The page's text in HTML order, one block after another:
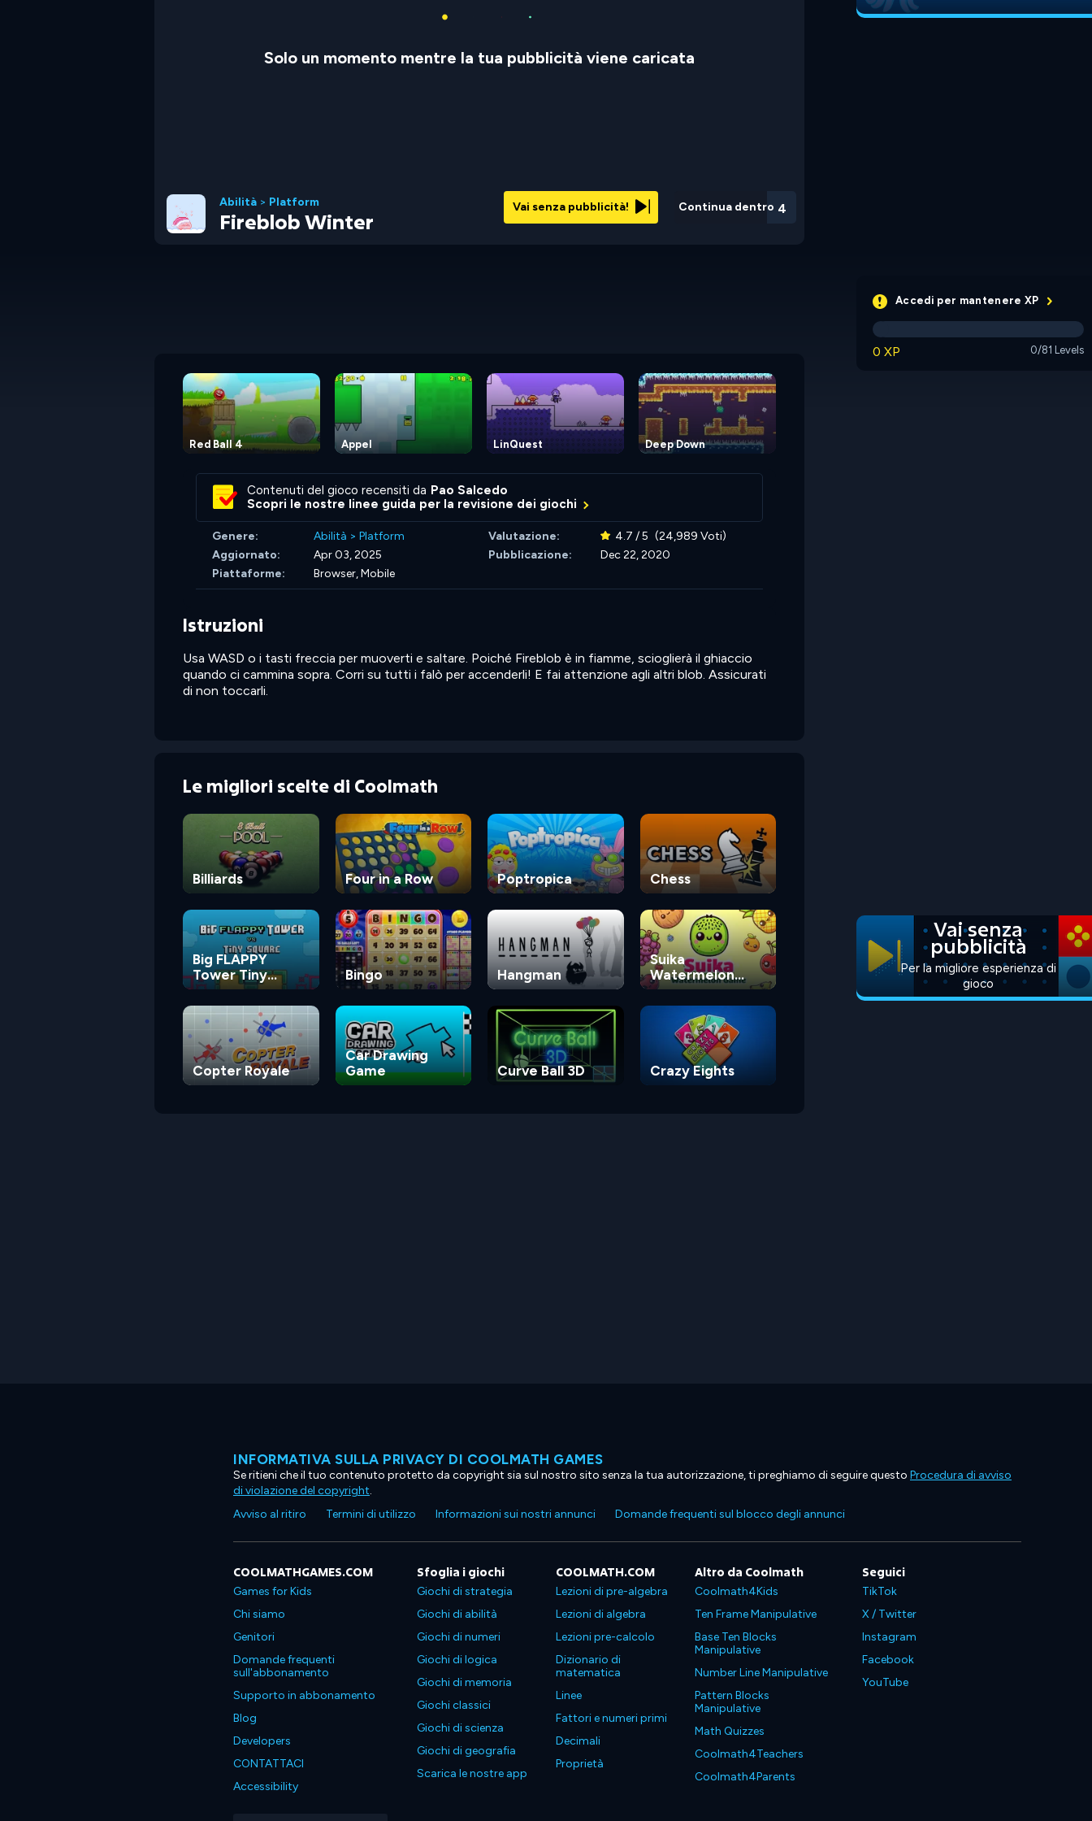
Solo un momento mentre la tua pubblicità viene caricata
Continua dentro 3
Vai senza pubblicità!
Abilità > Platform
Fireblob Winter
Red Ball 4 Appel LinQuest Deep Down
Contenuti del gioco recensiti da Pao Salcedo
Scopri le nostre linee guida per la revisione dei giochi
Genere: Abilità > Platform Valutazione: 4.7 / 5 (24,989 Voti)
Aggiornato:
Apr 03, 2025 Pubblicazione:
Dec 22, 2020
Piattaforme:
Browser, Mobile
Istruzioni
Usa WASD o i tasti freccia per muoverti e saltare. Poiché Fireblob è in fiamme, scioglierà il ghiaccio
quando ci cammina sopra. Corri su tutti i falò per accenderli! E fai attenzione agli altri blob. Assicurati
di non toccarli.
Le migliori scelte di Coolmath
Billiards Four in a Row Poptropica Chess
Big FLAPPY
Tower Tiny
Square
Bingo Hangman
Suika
Watermelon
Game
Copter Royale
Car Drawing
Game
Curve Ball 3D Crazy Eights
Accedi per mantenere XP
0 XP 0/81 Levels
Vai senza
pubblicità
Per la migliore esperienza di
gioco
INFORMATIVA SULLA PRIVACY DI COOLMATH GAMES
Se ritieni che il tuo contenuto protetto da copyright sia sul nostro sito senza la tua autorizzazione, ti preghiamo di seguire questo Procedura di avviso
di violazione del copyright.
Avviso al ritiro
Termini di utilizzo Informazioni sui nostri annunci Domande frequenti sul blocco degli annunci
COOLMATHGAMES.COM
Games for Kids
Chi siamo
Genitori
Domande frequenti
sull'abbonamento
Supporto in abbonamento
Blog
Developers
CONTATTACI
Accessibility
Sfoglia i giochi
Giochi di strategia
Giochi di abilità
Giochi di numeri
Giochi di logica
Giochi di memoria
Giochi classici
Giochi di scienza
Giochi di geografia
Scarica le nostre app
COOLMATH.COM
Lezioni di pre-algebra
Lezioni di algebra
Lezioni pre-calcolo
Dizionario di
matematica
Linee
Fattori e numeri primi
Decimali
Proprietà
Altro da Coolmath
Coolmath4Kids
Ten Frame Manipulative
Base Ten Blocks
Manipulative
Number Line Manipulative
Pattern Blocks
Manipulative
Math Quizzes
Coolmath4Teachers
Coolmath4Parents
Seguici
TikTok
X / Twitter
Instagram
Facebook
YouTube